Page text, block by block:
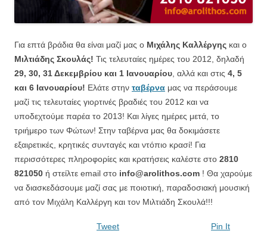
Για επτά βράδια θα είναι μαζί μας ο Μιχάλης Καλλέργης και ο
Μιλτιάδης Σκουλάς! Τις τελευταίες ημέρες του 2012, δηλαδή
29, 30, 31 Δεκεμβρίου και 1 Ιανουαρίου , αλλά και στις 4, 5
και 6 Ιανουαρίου! Ελάτε στην ταβέρνα μας να περάσουμε
μαζί τις τελευταίες γιορτινές βραδιές του 2012 και να
υποδεχτούμε παρέα το 2013! Και λίγες ημέρες μετά, το
τριήμερο των Φώτων! Στην ταβέρνα μας θα δοκιμάσετε
εξαιρετικές, κρητικές συνταγές και ντόπιο κρασί! Για
περισσότερες πληροφορίες και κρατήσεις καλέστε στο 2810
821050 ή στείλτε email στο info@arolithos.com ! Θα χαρούμε
να διασκεδάσουμε μαζί σας με ποιοτική, παραδοσιακή μουσική
από τον Μιχάλη Καλλέργη και τον Μιλτιάδη Σκουλά!!!
Tweet Pin It